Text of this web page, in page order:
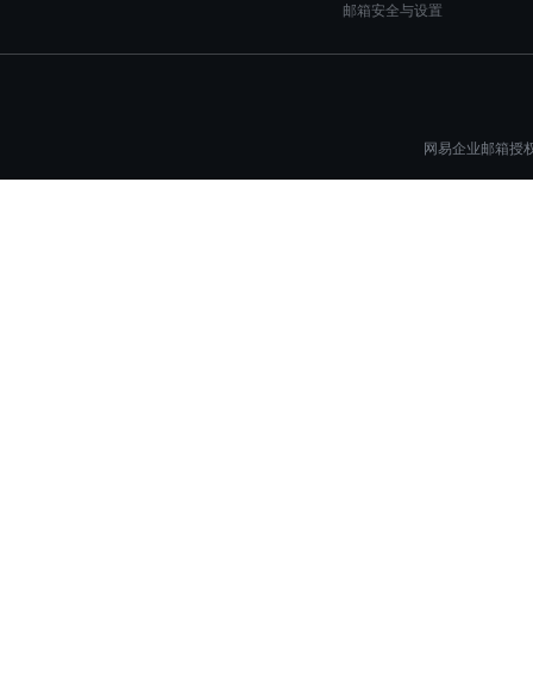
邮箱安全与设置
网易企业邮箱